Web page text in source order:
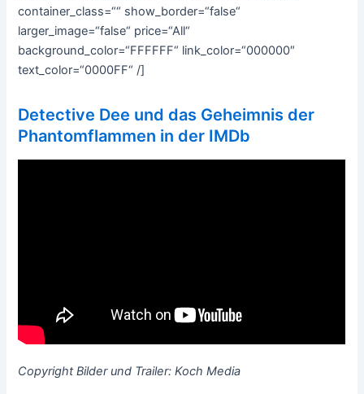
container_class=““ show_border=“false“
larger_image=“false“ price=“All“
background_color=“FFFFFF“ link_color=“000000″
text_color=“0000FF“ /]
Detective Dee und das Geheimnis der
Phantomflammen in der IMDb
Copyright Bilder und Trailer: Koch Media